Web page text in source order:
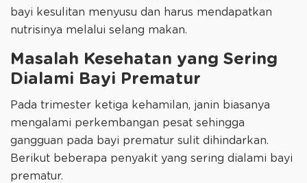
bayi kesulitan menyusu dan harus mendapatkan
nutrisinya melalui selang makan.
Masalah Kesehatan yang Sering
Dialami Bayi Prematur
Pada trimester ketiga kehamilan, janin biasanya
mengalami perkembangan pesat sehingga
gangguan pada bayi prematur sulit dihindarkan.
Berikut beberapa penyakit yang sering dialami bayi
prematur.